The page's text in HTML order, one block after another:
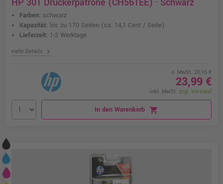
Farben: schwarz
Kapazität: bis zu 170 Seiten (ca. 14,1 Cent / Seite)
Lieferzeit: 1-2 Werktage
mehr Details chevron_right
o. MwSt. 20,16 €
23,99 €
inkl. MwSt. zzgl. Versand
In den Warenkorb shopping_cart